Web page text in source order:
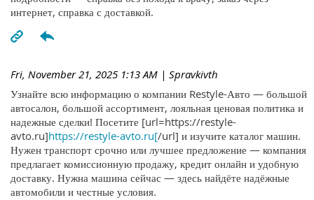
интернет, справка с доставкой.
Fri, November 21, 2025 1:13 AM | Spravkivth
Узнайте всю информацию о компании Restyle-Авто — большой
автосалон, большой ассортимент, лояльная ценовая политика и
надежные сделки! Посетите [url=https://restyle-
avto.ru]https://restyle-avto.ru[/url] и изучите каталог машин.
Нужен транспорт срочно или лучшее предложение — компания
предлагает комиссионную продажу, кредит онлайн и удобную
доставку. Нужна машина сейчас — здесь найдёте надёжные
автомобили и честные условия.